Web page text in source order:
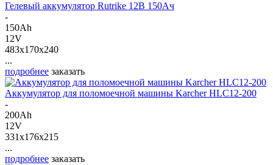
Гелевый аккумулятор Rutrike 12В 150Ач
-
150Ah
12V
483x170x240
...
подробнее заказать
Аккумулятор для поломоечной машины Karcher HLC12-200
-
200Ah
12V
331x176x215
...
подробнее заказать